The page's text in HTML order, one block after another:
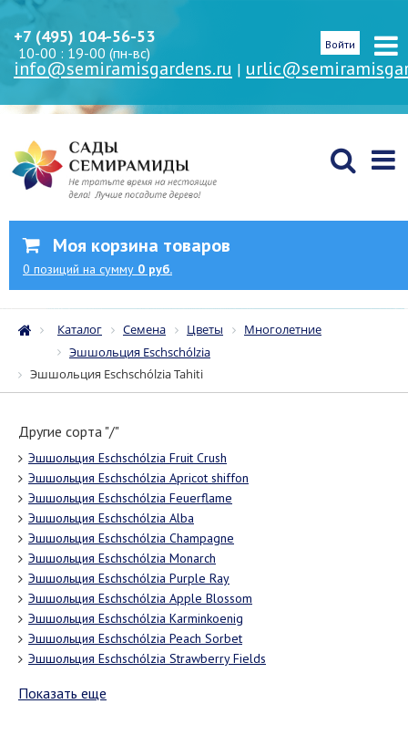
+7 (495) 104-56-53
10-00 : 19-00 (пн-вс)
info@semiramisgardens.ru |
Войти
Моя корзина товаров
0 позиций на сумму 0 руб.
Каталог Семена Цветы
Многолетние
Эшшольция Eschschólzia
Эшшольция Eschschólzia Tahiti
Другие сорта "/"
Эшшольция Eschschólzia Fruit Crush
Эшшольция Eschschólzia Apricot shiffon
Эшшольция Eschschólzia Feuerflame
Эшшольция Eschschólzia Alba
Эшшольция Eschschólzia Champagne
Эшшольция Eschschólzia Monarch
Эшшольция Eschschólzia Purple Ray
Эшшольция Eschschólzia Apple Blossom
Эшшольция Eschschólzia Karminkoenig
Эшшольция Eschschólzia Peach Sorbet
Эшшольция Eschschólzia Strawberry Fields
Показать еще